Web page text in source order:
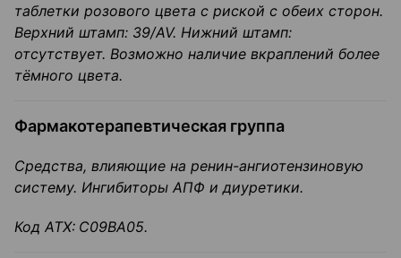
таблетки розового цвета с риской с обеих сторон.
Верхний штамп: 39/AV. Нижний штамп:
отсутствует. Возможно наличие вкраплений более
тёмного цвета.
Фармакотерапевтическая группа
Средства, влияющие на ренин-ангиотензиновую
систему. Ингибиторы АПФ идиуретики.
Код ATX: С09ВА05.